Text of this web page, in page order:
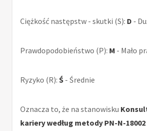
Ciężkość następstw - skutki (S): D -
Prawdopodobieństwo (P): M - Mało
Ryzyko (R): Ś - Średnie
Oznacza to, że na stanowisku
kariery według metody PN-N-18002